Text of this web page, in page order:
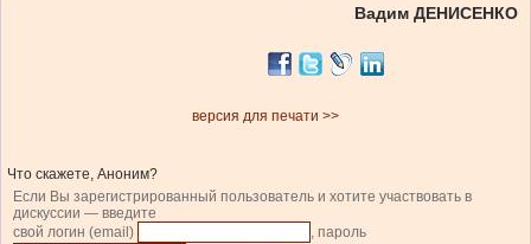
Вадим ДЕНИСЕНКО
версия для печати >>
Что скажете, Аноним?
Если Вы зарегистрированный пользователь и хотите участвовать в
дискуссии — введите
свой логин (email)
, пароль